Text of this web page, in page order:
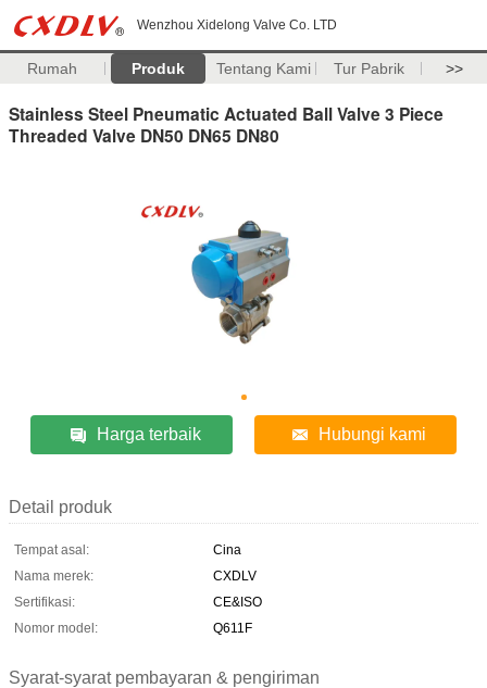
Wenzhou Xidelong Valve Co. LTD
Rumah Produk Tentang Kami Tur Pabrik >>
Stainless Steel Pneumatic Actuated Ball Valve 3 Piece
Threaded Valve DN50 DN65 DN80
Harga terbaik Hubungi kami
Detail produk
Tempat asal:
Cina
Nama merek:
CXDLV
Sertifikasi:
CE&ISO
Nomor model:
Q611F
Syarat-syarat pembayaran & pengiriman